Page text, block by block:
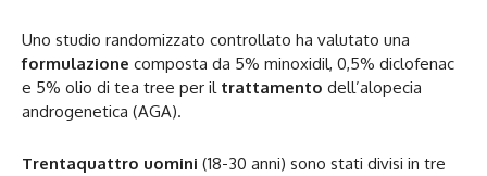
Uno studio randomizzato controllato ha valutato una
formulazione composta da 5% minoxidil, 0,5% diclofenac
e 5% olio di tea tree per il trattamento dell’alopecia
androgenetica (AGA).
Trentaquattro uomini (18-30 anni) sono stati divisi in tre